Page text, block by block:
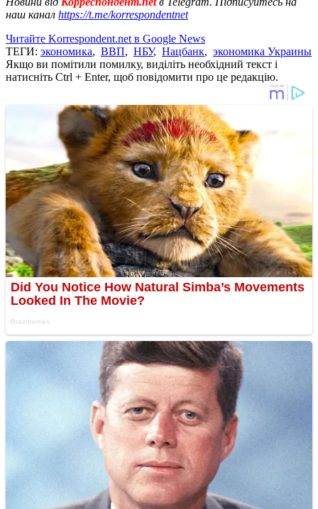
наш канал https://t.me/korrespondentnet
Читайте Korrespondent.net в Google News
ТЕГИ: экономика, ВВП, НБУ, Нацбанк, экономика Украины
Якщо ви помітили помилку, виділіть необхідний текст і
натисніть Ctrl + Enter, щоб повідомити про це редакцію.